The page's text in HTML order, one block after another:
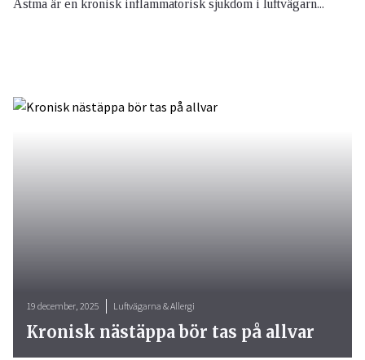
Astma är en kronisk inflammatorisk sjukdom i luftvägarn...
19 december, 2025 Luftvägarna & Allergi
Kronisk nästäppa bör tas på allvar